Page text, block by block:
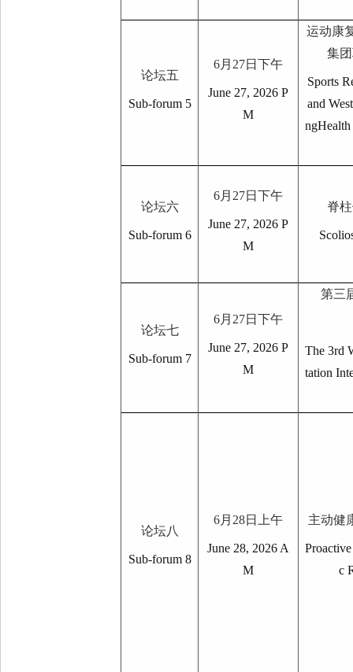
论坛五
Sub-forum 5
6月 27日下午
June 27, 2026 P
M
运动康
集
Sports
and
论坛六
Sub-forum 6
6月 27日下午
June 27, 2026 P
M
脊
论坛七
Sub-forum 7
6月 27日下午
June 27, 2026 P
M
第三
The 3rd
tation
论坛八
Sub-forum 8
6月 28日上午
June 28, 2026 A
M
主动健
c